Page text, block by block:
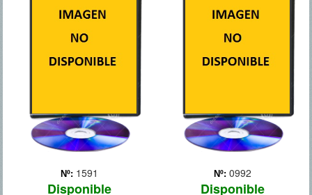
Nº: 1591
Disponible
Max Lewinsky (James
McAvoy), un detective de la
la pista del peligroso
criminal Jacob Sternwood
(Mark Strong), al que sigue
el rastro desde hace
Nº: 0992
Disponible
de la morgue huye y es
atropellado. En el depósito
descubre que la puerta de
una de las neveras está
mujer ha des... Más